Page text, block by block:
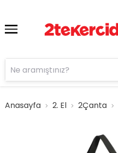
Anasayfa 2. El 2Çanta